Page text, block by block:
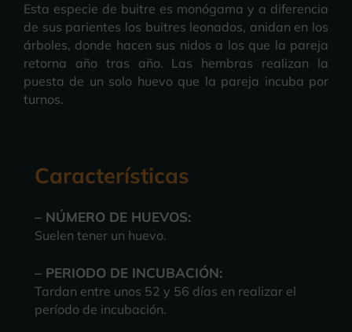
Esta especie de buitre es monógama y a diferencia
de sus parientes los buitres leonados, anidan en los
árboles, donde hacen sus nidos a los que la pareja
retorna año tras año. Las hembras realizan la
puesta de un solo huevo que la pareja incuba por
turnos.
Características
– NÚMERO DE HUEVOS:
Suelen tener un huevo.
– PERIODO DE INCUBACIÓN:
Tardan entre unos 52 y 56 días en realizar el
período de incubación.